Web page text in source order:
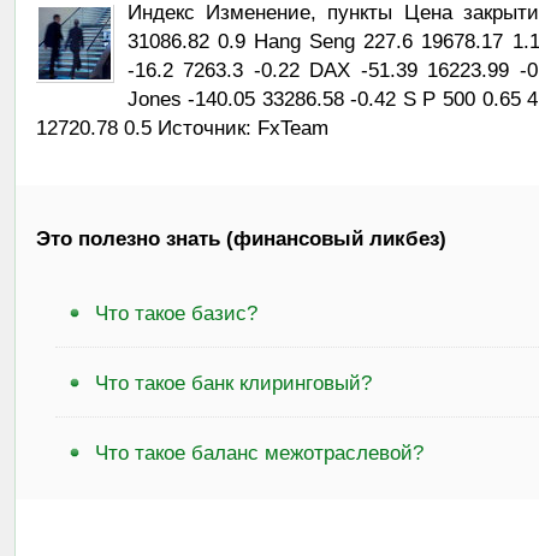
Индекс Изменение, пункты Цена
31086.82 0.9 Hang Seng 227.6 19678.17
-16.2 7263.3 -0.22 DAX -51.39 16223.99
Jones -140.05 33286.58 -0.42 S P 500 0.65
12720.78 0.5 Источник: FxTeam
Это полезно знать (финансовый ликбез)
Что такое базис?
Что такое банк клиринговый?
Что такое баланс межотраслевой?